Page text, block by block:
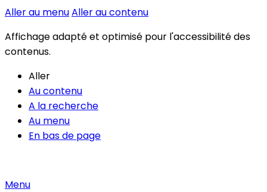
Aller au menuAller au contenu
Affichage adapté et optimisé pour l'accessibilité des
contenus.
Aller
Au contenu
A la recherche
Au menu
En bas de page
Menu